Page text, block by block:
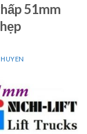
51mm
HUYEN